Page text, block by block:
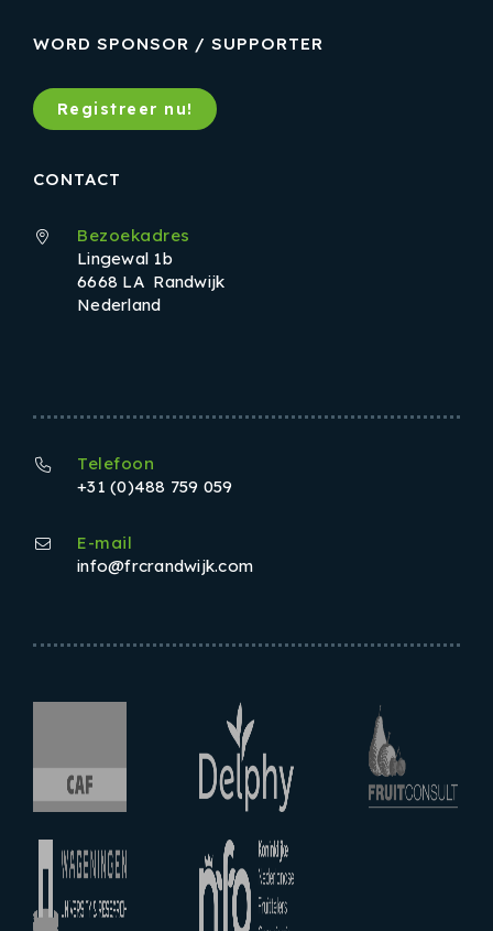
CONTACT
Bezoekadres
Lingewal 1b
6668 LA Randwijk
Nederland
Telefoon
+31 (0)488 759 059
E-mail
info@frcrandwijk.com
WORD SPONSOR / SUPPORTER
Registreer nu!